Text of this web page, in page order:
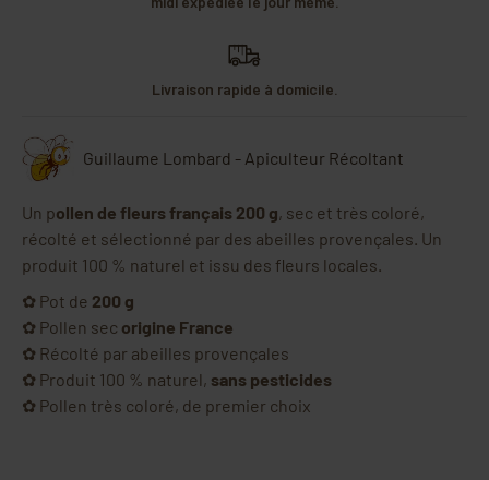
Livraison rapide à domicile.
Guillaume Lombard - Apiculteur Récoltant
Un pollen de fleurs français 200 g, sec et très coloré,
récolté et sélectionné par des abeilles provençales. Un
produit 100 % naturel et issu des fleurs locales.
✿ Pot de 200 g
✿ Pollen sec origine France
✿ Récolté par abeilles provençales
✿ Produit 100 % naturel, sans pesticides
✿ Pollen très coloré, de premier choix